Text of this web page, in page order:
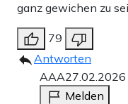
ganz gewichen zu
79
Antworten
AAA
Melden